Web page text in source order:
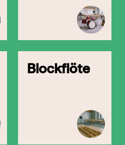
Blockflöte